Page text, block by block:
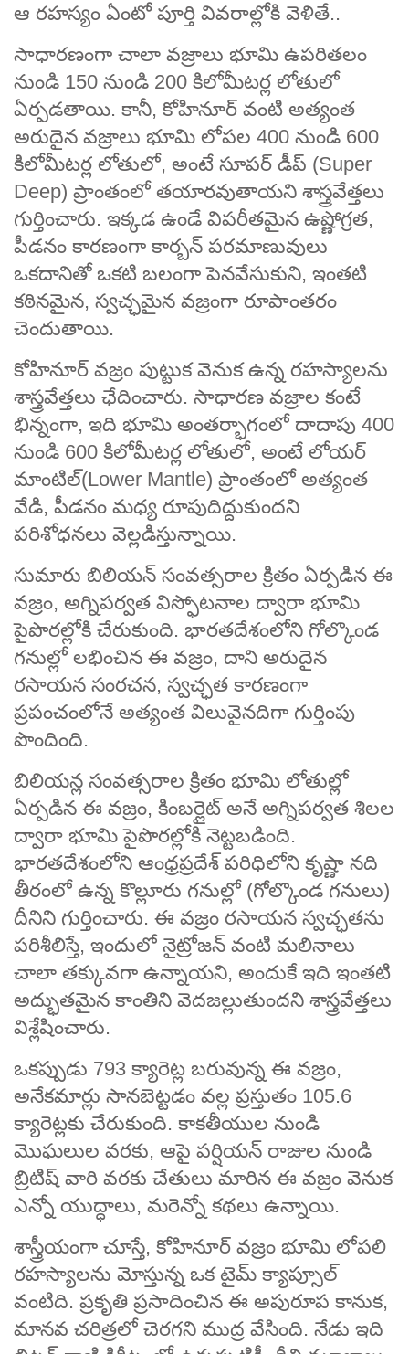
ఆ రహస్యం ఏంటో పూర్తి వివరాల్లోకి వెళితే..
సాధారణంగా చాలా వజ్రాలు భూమి ఉపరితలం
నుండి 150 నుండి 200 కిలోమీటర్ల లోతులో
ఏర్పడతాయి. కానీ, కోహినూర్ వంటి అత్యంత
అరుదైన వజ్రాలు భూమి లోపల 400 నుండి 600
కిలోమీటర్ల లోతులో, అంటే సూపర్ డీప్ (Super
Deep) ప్రాంతంలో తయారవుతాయని శాస్త్రవేత్తలు
గుర్తించారు. ఇక్కడ ఉండే విపరీతమైన ఉష్ణోగ్రత,
పీడనం కారణంగా కార్బన్ పరమాణువులు
ఒకదానితో ఒకటి బలంగా పెనవేసుకుని, ఇంతటి
కఠినమైన, స్వచ్ఛమైన వజ్రంగా రూపాంతరం
చెందుతాయి.
కోహినూర్ వజ్రం పుట్టుక వెనుక ఉన్న రహస్యాలను
శాస్త్రవేత్తలు ఛేదించారు. సాధారణ వజ్రాల కంటే
భిన్నంగా, ఇది భూమి అంతర్భాగంలో దాదాపు 400
నుండి 600 కిలోమీటర్ల లోతులో, అంటే లోయర్
మాంటిల్(Lower Mantle) ప్రాంతంలో అత్యంత
వేడి, పీడనం మధ్య రూపుదిద్దుకుందని
పరిశోధనలు వెల్లడిస్తున్నాయి.
సుమారు బిలియన్ సంవత్సరాల క్రితం ఏర్పడిన ఈ
వజ్రం, అగ్నిపర్వత విస్ఫోటనాల ద్వారా భూమి
పైపొరల్లోకి చేరుకుంది. భారతదేశంలోని గోల్కొండ
గనుల్లో లభించిన ఈ వజ్రం, దాని అరుదైన
రసాయన సంరచన, స్వచ్ఛత కారణంగా
ప్రపంచంలోనే అత్యంత విలువైనదిగా గుర్తింపు
పొందింది.
బిలియన్ల సంవత్సరాల క్రితం భూమి లోతుల్లో
ఏర్పడిన ఈ వజ్రం, కింబర్లైట్ అనే అగ్నిపర్వత శిలల
ద్వారా భూమి పైపొరల్లోకి నెట్టబడింది.
భారతదేశంలోని ఆంధ్రప్రదేశ్ పరిధిలోని కృష్ణా నది
తీరంలో ఉన్న కొల్లూరు గనుల్లో (గోల్కొండ గనులు)
దీనిని గుర్తించారు. ఈ వజ్రం రసాయన స్వచ్ఛతను
పరిశీలిస్తే, ఇందులో నైట్రోజన్ వంటి మలినాలు
చాలా తక్కువగా ఉన్నాయని, అందుకే ఇది ఇంతటి
అద్భుతమైన కాంతిని వెదజల్లుతుందని శాస్త్రవేత్తలు
విశ్లేషించారు.
ఒకప్పుడు 793 క్యారెట్ల బరువున్న ఈ వజ్రం,
అనేకమార్లు సానబెట్టడం వల్ల ప్రస్తుతం 105.6
క్యారెట్లకు చేరుకుంది. కాకతీయుల నుండి
మొఘలుల వరకు, ఆపై పర్షియన్ రాజుల నుండి
బ్రిటిష్ వారి వరకు చేతులు మారిన ఈ వజ్రం వెనుక
ఎన్నో యుద్ధాలు, మరెన్నో కథలు ఉన్నాయి.
శాస్త్రీయంగా చూస్తే, కోహినూర్ వజ్రం భూమి లోపలి
రహస్యాలను మోస్తున్న ఒక టైమ్ క్యాప్సూల్
వంటిది. ప్రకృతి ప్రసాదించిన ఈ అపురూప కానుక,
మానవ చరిత్రలో చెరగని ముద్ర వేసింది. నేడు ఇది